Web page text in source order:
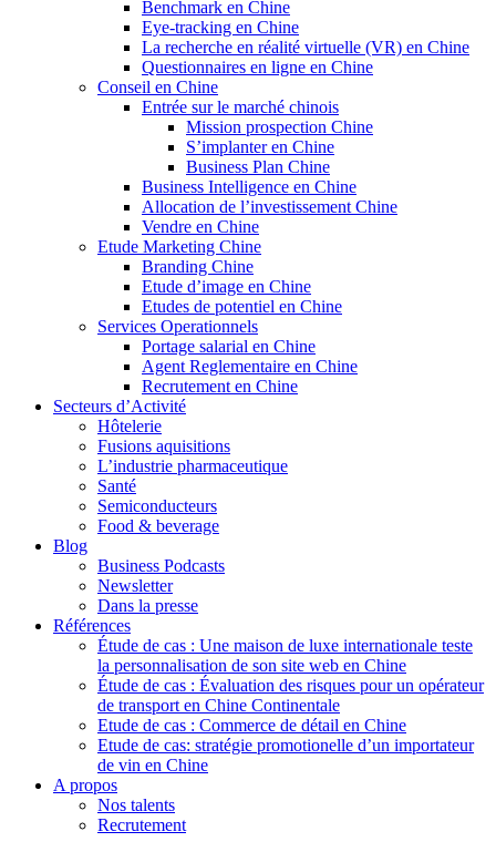
Benchmark en Chine
Eye-tracking en Chine
La recherche en réalité virtuelle (VR) en Chine
Questionnaires en ligne en Chine
Conseil en Chine
Entrée sur le marché chinois
Mission prospection Chine
S’implanter en Chine
Business Plan Chine
Business Intelligence en Chine
Allocation de l’investissement Chine
Vendre en Chine
Etude Marketing Chine
Branding Chine
Etude d’image en Chine
Etudes de potentiel en Chine
Services Operationnels
Portage salarial en Chine
Agent Reglementaire en Chine
Recrutement en Chine
Secteurs d’Activité
Hôtelerie
Fusions aquisitions
L’industrie pharmaceutique
Santé
Semiconducteurs
Food & beverage
Blog
Business Podcasts
Newsletter
Dans la presse
Références
Étude de cas : Une maison de luxe internationale teste
la personnalisation de son site web en Chine
Étude de cas : Évaluation des risques pour un opérateur
de transport en Chine Continentale
Etude de cas : Commerce de détail en Chine
Etude de cas: stratégie promotionelle d’un importateur
de vin en Chine
A propos
Nos talents
Recrutement